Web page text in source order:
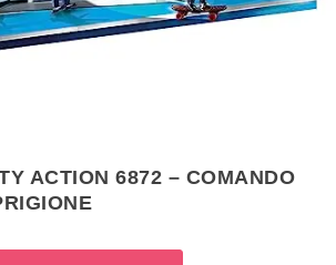
ACTION 6872 – COMANDO